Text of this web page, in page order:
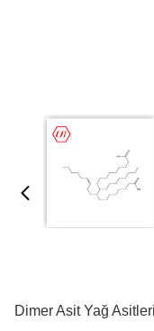
Dimer Asit Yağ